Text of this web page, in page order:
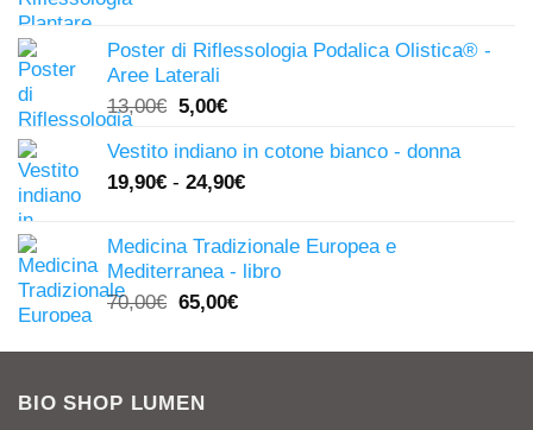
era:
247,00€.
è:
Poster di Riflessologia Podalica Olistica® -
Aree Laterali
13,00€ Il
originale
era:
5,00€Il
attuale
è:
Vestito indiano in cotone bianco - donna
19,90€ - 24,90€
Medicina Tradizionale Europea e
Mediterranea - libro
70,00€ Il
originale
70,00€.
65,00€Il
attuale
BIO SHOP LUMEN